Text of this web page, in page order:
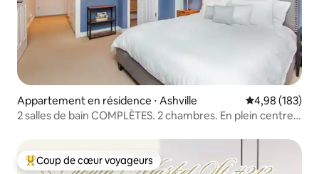
Appartement en résidence ⋅ Ashville Évaluation
4,98 (183)
2 salles de bain COMPLÈTES. 2 chambres. En plein centre-
Coups de cœur voyageurs les plus appréciés
Coup de cœur voyageurs